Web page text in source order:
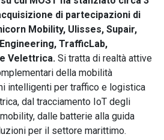
di partecipazioni di
Mobility, Ulisses, Supair,
TrafficLab,
Velettrica. Si tratta di realtà attive
della mobilità
intelligenti per traffico e logistica
dal tracciamento IoT degli
dalle batterie alla guida
per il settore marittimo.